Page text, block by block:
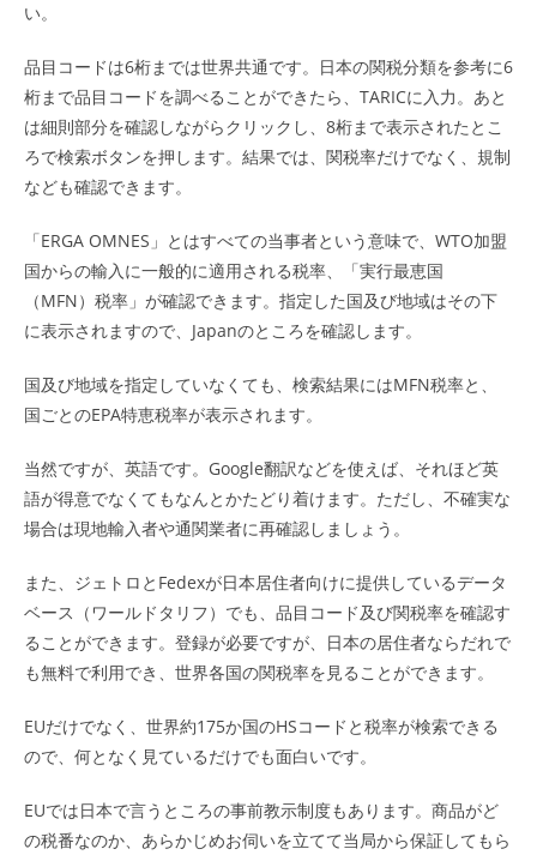
い。
品目コードは6桁までは世界共通です。日本の関税分類を参考に6
桁まで品目コードを調べることができたら、TARICに入力。あと
は細則部分を確認しながらクリックし、8桁まで表示されたとこ
ろで検索ボタンを押します。結果では、関税率だけでなく、規制
なども確認できます。
「ERGA OMNES」とはすべての当事者という意味で、WTO加盟
国からの輸入に一般的に適用される税率、「実行最恵国
（MFN）税率」が確認できます。指定した国及び地域はその下
に表示されますので、Japanのところを確認します。
国及び地域を指定していなくても、検索結果にはMFN税率と、
国ごとのEPA特恵税率が表示されます。
当然ですが、英語です。Google翻訳などを使えば、それほど英
語が得意でなくてもなんとかたどり着けます。ただし、不確実な
場合は現地輸入者や通関業者に再確認しましょう。
また、ジェトロとFedexが日本居住者向けに提供しているデータ
ベース（ワールドタリフ）でも、品目コード及び関税率を確認す
ることができます。登録が必要ですが、日本の居住者ならだれで
も無料で利用でき、世界各国の関税率を見ることができます。
EUだけでなく、世界約175か国のHSコードと税率が検索できる
ので、何となく見ているだけでも面白いです。
EUでは日本で言うところの事前教示制度もあります。商品がど
の税番なのか、あらかじめお伺いを立てて当局から保証してもら